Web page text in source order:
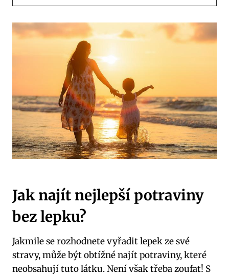
Jak najít nejlepší potraviny
bez lepku?
Jakmile se rozhodnete vyřadit lepek ze své
stravy, může být obtížné najít potraviny, které
neobsahují tuto látku. Není však třeba zoufat! S